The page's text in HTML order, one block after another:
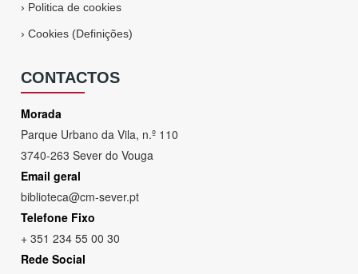
› Politica de cookies
›Cookies (Definições)
CONTACTOS
Morada
Parque Urbano da Vila, n.º 110
3740-263 Sever do Vouga
Email geral
biblioteca@cm-sever.pt
Telefone Fixo
+ 351 234 55 00 30
Rede Social